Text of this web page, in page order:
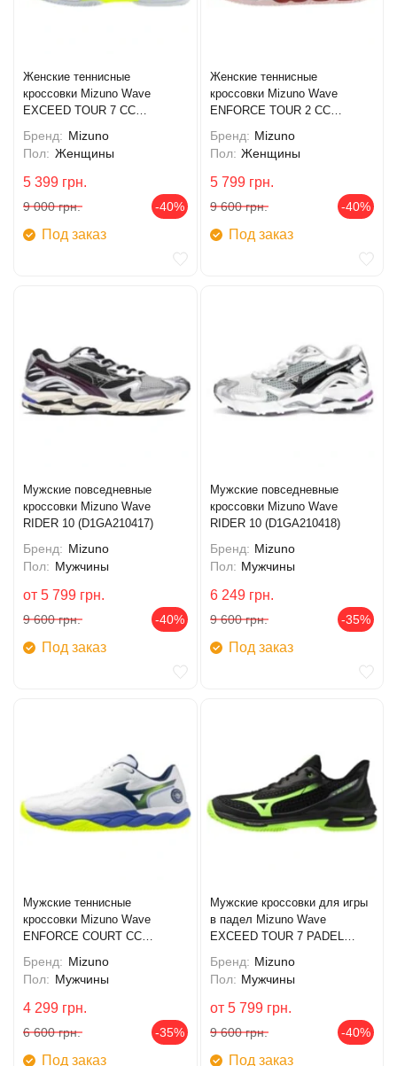
Женские теннисные
кроссовки Mizuno Wave
EXCEED TOUR 7 CC
Бренд: Mizuno
Пол: Женщины
5 399 грн.
9 000 грн. -40%
Под заказ
Женские теннисные
кроссовки Mizuno Wave
ENFORCE TOUR 2 CC
Бренд: Mizuno
Пол: Женщины
5 799 грн.
9 600 грн. -40%
Под заказ
Мужские повседневные
кроссовки Mizuno Wave
RIDER 10 (D1GA210417)
Бренд: Mizuno
Пол: Мужчины
от 5 799 грн.
9 600 грн. -40%
Под заказ
Мужские повседневные
кроссовки Mizuno Wave
RIDER 10 (D1GA210418)
Бренд: Mizuno
Пол: Мужчины
6 249 грн.
9 600 грн. -35%
Под заказ
Мужские теннисные
кроссовки Mizuno Wave
ENFORCE COURT CC
Бренд: Mizuno
Пол: Мужчины
4 299 грн.
6 600 грн. -35%
Под заказ
Мужские кроссовки для игры
в падел Mizuno Wave
EXCEED TOUR 7 PADEL
Бренд: Mizuno
Пол: Мужчины
от 5 799 грн.
9 600 грн. -40%
Под заказ